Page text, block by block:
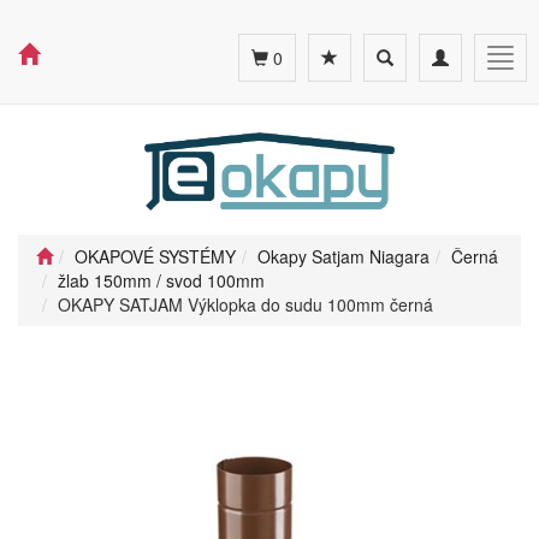
Toggle
navigation
Toggle
search
0
OKAPOVÉ SYSTÉMY Okapy Satjam Niagara
Černá
žlab 150mm / svod 100mm
OKAPY SATJAM Výklopka do sudu 100mm černá